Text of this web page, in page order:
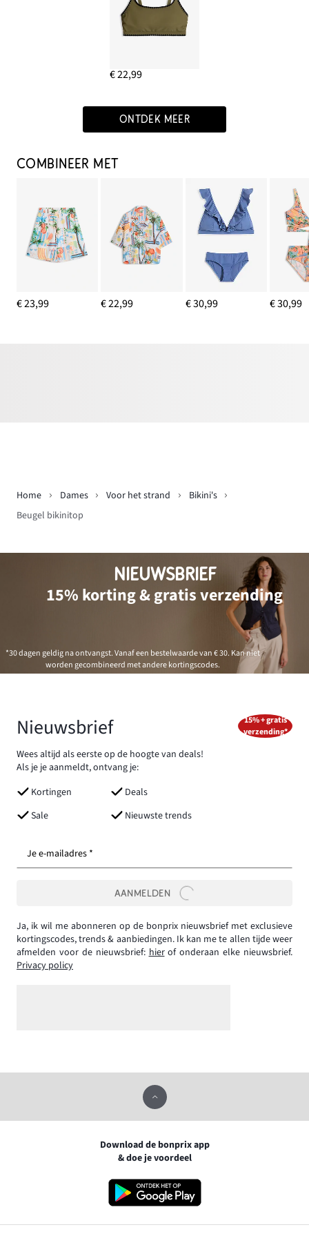
€ 22,99
ONTDEK MEER
COMBINEER MET
€ 23,99 € 22,99 € 30,99 € 30,99
Home Dames Voor het strand
Bikini's
Beugel bikinitop
NIEUWSBRIEF
15% korting & gratis verzending
*30 dagen geldig na ontvangst. Vanaf een bestelwaarde van € 30. Kan niet
worden gecombineerd met andere kortingscodes.
Nieuwsbrief
Wees altijd als eerste op de hoogte van deals!
Als je je aanmeldt, ontvang je:
Kortingen
Deals
Sale
Nieuwste trends
15% + gratis
verzending*
Je e-mailadres *
AANMELDEN
Ja, ik wil me abonneren op de bonprix nieuwsbrief met exclusieve
kortingscodes, trends & aanbiedingen. Ik kan me te allen tijde weer
afmelden voor de nieuwsbrief:hierof onderaan elke nieuwsbrief.
Privacy policy
Download de bonprix app
& doe je voordeel